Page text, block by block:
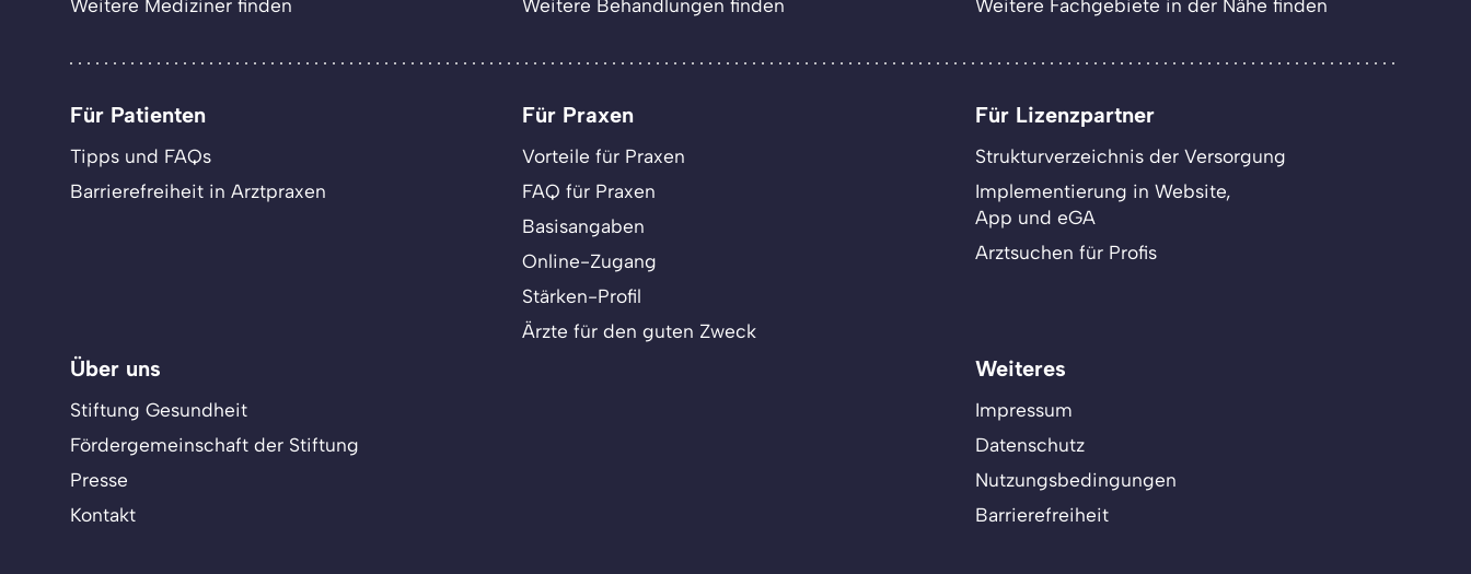
Weitere Mediziner finden
Weitere Behandlungen finden
Weitere Fachgebiete in der Nähe finden
Für Patienten
Tipps und FAQs
Barrierefreiheit in Arztpraxen
Für Praxen
Vorteile für Praxen
FAQ für Praxen
Basisangaben
Online-Zugang
Stärken-Profil
Ärzte für den guten Zweck
Für Lizenzpartner
Strukturverzeichnis der Versorgung
Implementierung in Website,
App und eGA
Arztsuchen für Profis
Über uns
Stiftung Gesundheit
Fördergemeinschaft der Stiftung
Presse
Kontakt
Weiteres
Impressum
Datenschutz
Nutzungsbedingungen
Barrierefreiheit